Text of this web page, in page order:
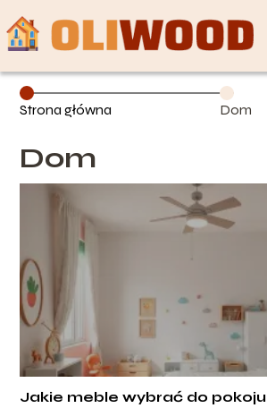
Strona główna Dom
Dom
Jakie meble wybrać do pokoju